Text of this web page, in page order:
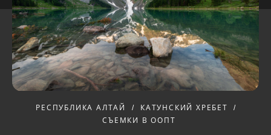
РЕСПУБЛИКА АЛТАЙ
КАТУНСКИЙ ХРЕБЕТ
СЪЕМКИ В ООПТ